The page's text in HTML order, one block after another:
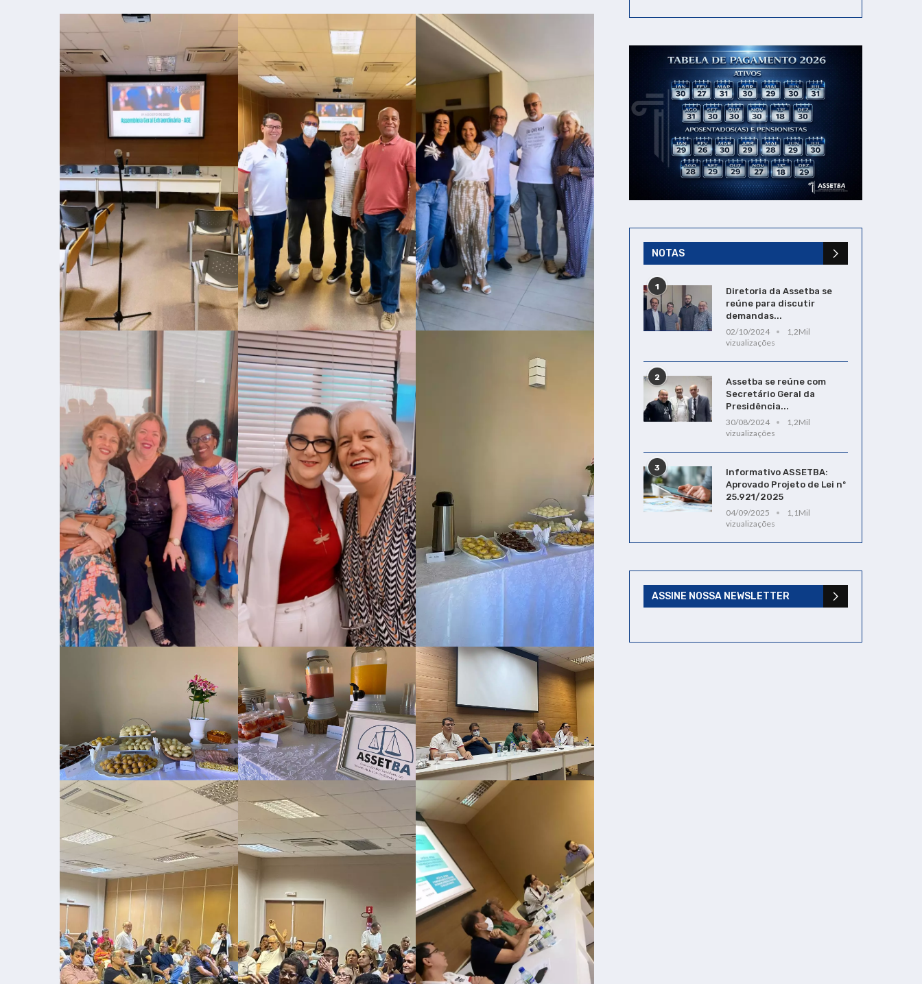
NOTAS
1
Diretoria da Assetba se
reúne para discutir
demandas...
02/10/2024
1,2Mil
vizualizações
2
Assetba se reúne com
Secretário Geral da
Presidência...
30/08/2024
1,2Mil
vizualizações
3
Informativo ASSETBA:
Aprovado Projeto de Lei nº
25.921/2025
04/09/2025
1,1Mil
vizualizações
ASSINE NOSSA NEWSLETTER